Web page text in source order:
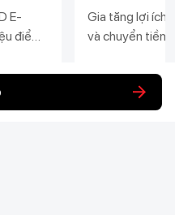
E-
điểm
bán
Gia tăng lợi ích
và chuyển tiền
từ 04/05/2026
Xem chi tiết